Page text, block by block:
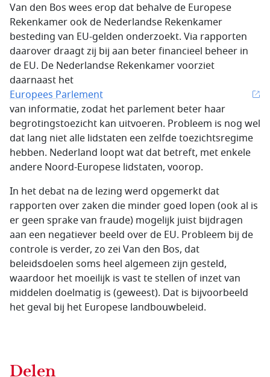
Van den Bos wees erop dat behalve de Europese
Rekenkamer ook de Nederlandse Rekenkamer
besteding van EU-gelden onderzoekt. Via rapporten
daarover draagt zij bij aan beter financieel beheer in
de EU. De Nederlandse Rekenkamer voorziet
daarnaast het
Europees Parlement
van informatie, zodat het parlement beter haar
begrotingstoezicht kan uitvoeren. Probleem is nog wel
dat lang niet alle lidstaten een zelfde toezichtsregime
hebben. Nederland loopt wat dat betreft, met enkele
andere Noord-Europese lidstaten, voorop.
In het debat na de lezing werd opgemerkt dat
rapporten over zaken die minder goed lopen (ook al is
er geen sprake van fraude) mogelijk juist bijdragen
aan een negatiever beeld over de EU. Probleem bij de
controle is verder, zo zei Van den Bos, dat
beleidsdoelen soms heel algemeen zijn gesteld,
waardoor het moeilijk is vast te stellen of inzet van
middelen doelmatig is (geweest). Dat is bijvoorbeeld
het geval bij het Europese landbouwbeleid.
Delen